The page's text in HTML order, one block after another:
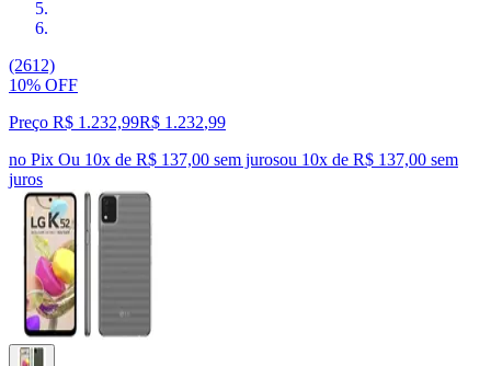
(2612)
10% OFF
Preço R$ 1.232,99R$ 1.232,99
no Pix Ou 10x de R$ 137,00 sem jurosou 10x de R$ 137,00 sem
juros